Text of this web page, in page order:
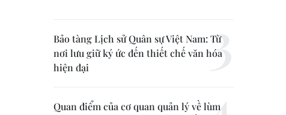
Bảo tàng Lịch sử Quân sự Việt Nam: Từ
nơi lưu giữ ký ức đến thiết chế văn hóa
hiện đại
Quan điểm của cơ quan quản lý về lùm